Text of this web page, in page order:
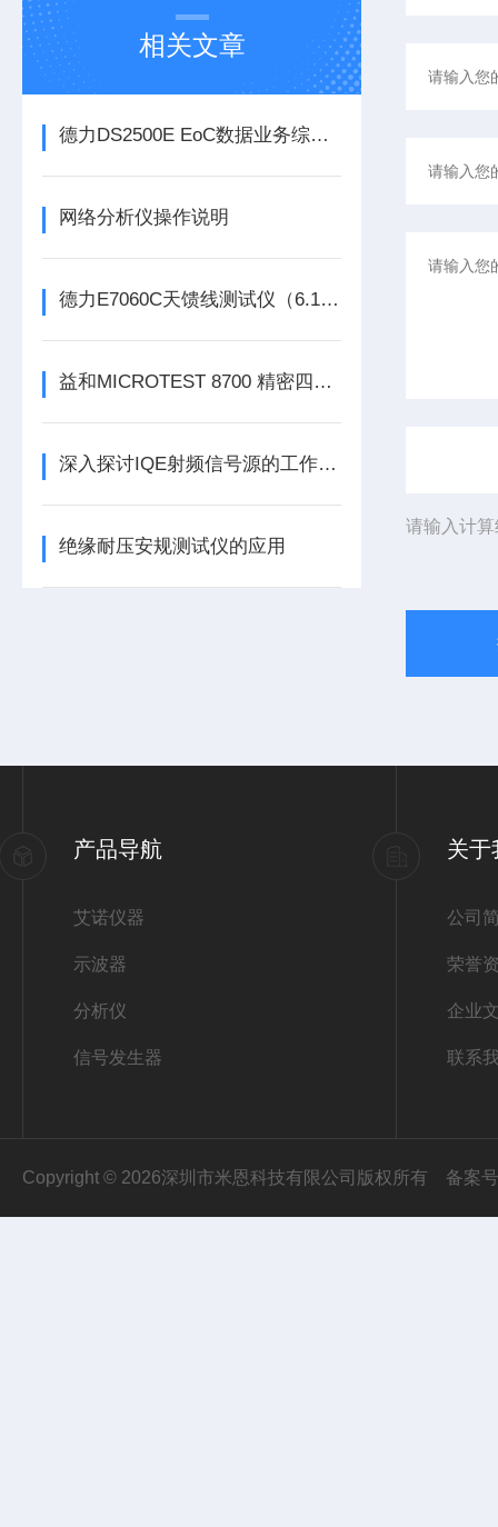
相关文章
德力DS2500E EoC数据业务综合测试仪
网络分析仪操作说明
德力E7060C天馈线测试仪（6.1GHz）
益和MICROTEST 8700 精密四线式线材测试仪
深入探讨IQE射频信号源的工作机制与日常操作维修维护方法
绝缘耐压安规测试仪的应用
请输入计
产品导航
艾诺仪器
示波器
分析仪
信号发生器
关于
公司
荣誉
企业
联系
Copyright © 2026深圳市米恩科技有限公司版权所有 备案